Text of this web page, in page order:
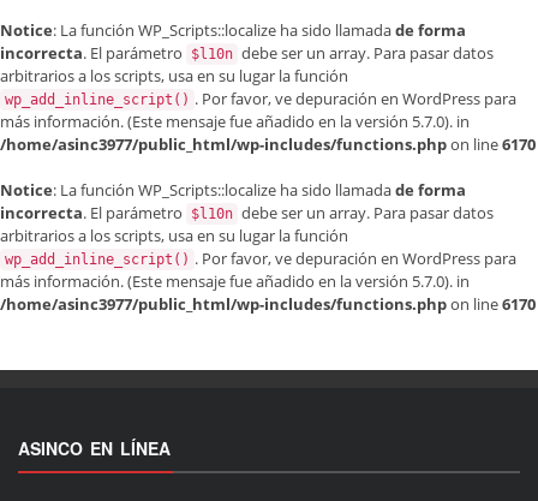
Notice: La función WP_Scripts::localize ha sido llamadade forma
incorrecta. El parámetro $l10n debe ser un array. Para pasar datos
arbitrarios a los scripts, usa en su lugar la función
wp_add_inline_script() . Por favor, vedepuración en WordPress para
más información. (Este mensaje fue añadido en la versión 5.7.0). in
/home/asinc3977/public_html/wp-includes/functions.phpon line6170
Notice: La función WP_Scripts::localize ha sido llamadade forma
incorrecta. El parámetro $l10n debe ser un array. Para pasar datos
arbitrarios a los scripts, usa en su lugar la función
wp_add_inline_script() . Por favor, vedepuración en WordPress para
más información. (Este mensaje fue añadido en la versión 5.7.0). in
/home/asinc3977/public_html/wp-includes/functions.phpon line6170
ASINCO EN LÍNEA